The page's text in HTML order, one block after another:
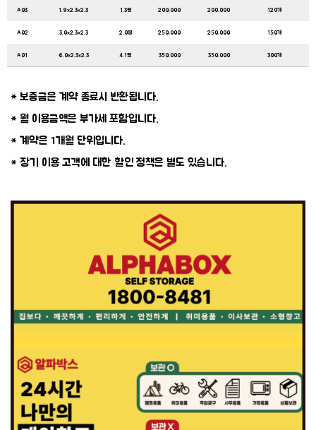
A03 1.9x2.3x2.3 1.3평 200,000 200,000 120개
A02 3.0x2.3x2.3 2.0평 250,000 250,000 150개
A01 6.0x2.3x2.3 4.1평 350,000 350,000 300개
* 보증금은 계약 종료시 반환됩니다.
* 월 이용금액은 부가세 포함입니다.
* 계약은 1개월 단위입니다.
* 장기 이용 고객에 대한 할인 정책은 별도 있습니다.